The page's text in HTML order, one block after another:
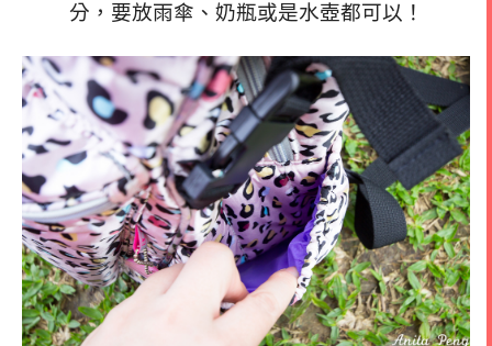
分，要放雨傘、奶瓶或是水壺都可以！